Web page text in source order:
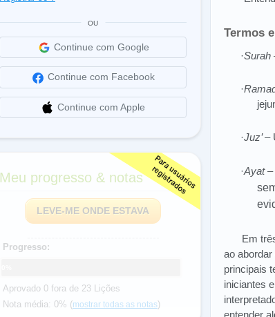
OU
Continue com Google
Continue com Facebook
Continue com Apple
Meu progresso & notas
LEVE-ME ONDE ESTAVA
Progresso:
Aprovado 0 fora de 23 Lições
Nota média: 0% (mostrar todas as notas)
Termos
·Surah
·
·Juz’–
·Ayat–
Em
ao
principais
iniciantes
entender